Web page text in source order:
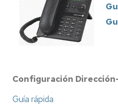
Configuración
Guía rápida